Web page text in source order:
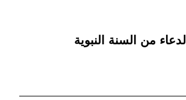
الدعاء من السنة النبوية